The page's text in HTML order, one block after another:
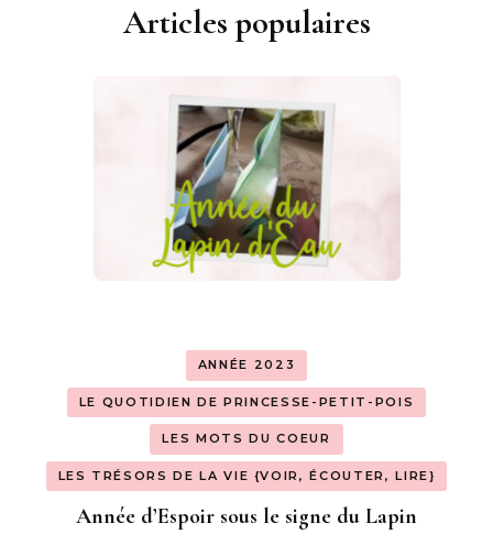
Articles populaires
ANNÉE 2023
LE QUOTIDIEN DE PRINCESSE-PETIT-POIS
LES MOTS DU COEUR
LES TRÉSORS DE LA VIE {VOIR, ÉCOUTER, LIRE}
Année d’Espoir sous le signe du Lapin